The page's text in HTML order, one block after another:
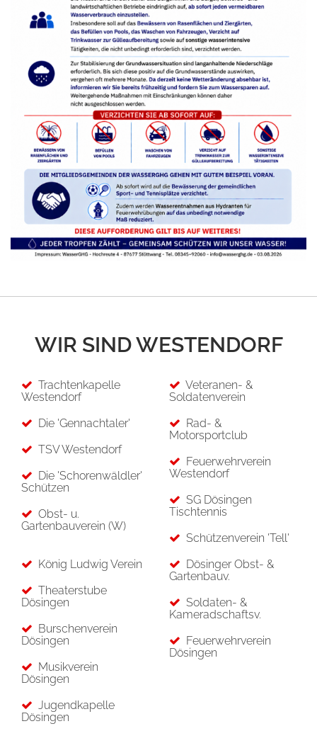
WIR SIND WESTENDORF
Trachtenkapelle
Westendorf
Die 'Gennachtaler'
TSV Westendorf
Die 'Schorenwäldler'
Schützen
Obst- u.
Gartenbauverein (W)
Veteranen- &
Soldatenverein
Rad- &
Motorsportclub
Feuerwehrverein
Westendorf
SG Dösingen
Tischtennis
Schützenverein 'Tell'
König Ludwig Verein
Theaterstube
Dösingen
Burschenverein
Dösingen
Musikverein
Dösingen
Jugendkapelle
Dösingen
Dösinger Obst- &
Gartenbauv.
Soldaten- &
Kameradschaftsv.
Feuerwehrverein
Dösingen